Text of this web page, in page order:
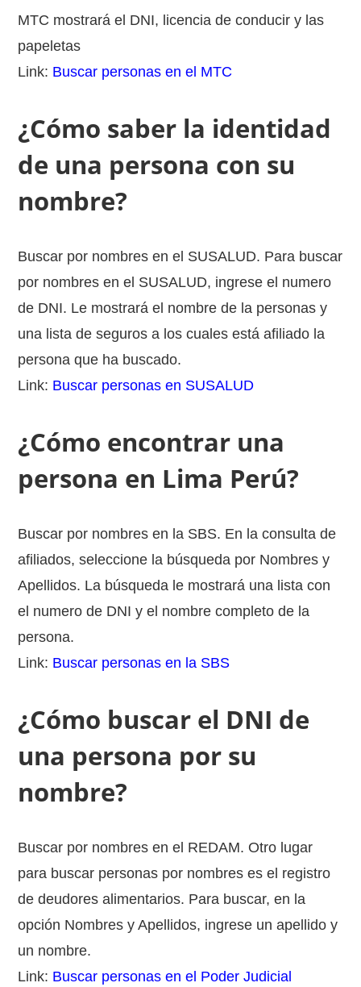
MTC mostrará el DNI, licencia de conducir y las
papeletas
Link: Buscar personas en el MTC
¿Cómo saber la identidad
de una persona con su
nombre?
Buscar por nombres en el SUSALUD. Para buscar
por nombres en el SUSALUD, ingrese el numero
de DNI. Le mostrará el nombre de la personas y
una lista de seguros a los cuales está afiliado la
persona que ha buscado.
Link: Buscar personas en SUSALUD
¿Cómo encontrar una
persona en Lima Perú?
Buscar por nombres en la SBS. En la consulta de
afiliados, seleccione la búsqueda por Nombres y
Apellidos. La búsqueda le mostrará una lista con
el numero de DNI y el nombre completo de la
persona.
Link: Buscar personas en la SBS
¿Cómo buscar el DNI de
una persona por su
nombre?
Buscar por nombres en el REDAM. Otro lugar
para buscar personas por nombres es el registro
de deudores alimentarios. Para buscar, en la
opción Nombres y Apellidos, ingrese un apellido y
un nombre.
Link: Buscar personas en el Poder Judicial